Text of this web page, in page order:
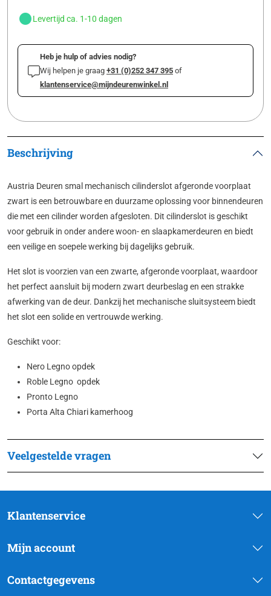
Levertijd ca. 1-10 dagen
Heb je hulp of advies nodig?
Wij helpen je graag +31 (0)252 347 395 of
klantenservice@mijndeurenwinkel.nl
Beschrijving
Austria Deuren smal mechanisch cilinderslot afgeronde voorplaat
zwart is een betrouwbare en duurzame oplossing voor binnendeuren
die met een cilinder worden afgesloten. Dit cilinderslot is geschikt
voor gebruik in onder andere woon- en slaapkamerdeuren en biedt
een veilige en soepele werking bij dagelijks gebruik.
Het slot is voorzien van een zwarte, afgeronde voorplaat, waardoor
het perfect aansluit bij modern zwart deurbeslag en een strakke
afwerking van de deur. Dankzij het mechanische sluitsysteem biedt
het slot een solide en vertrouwde werking.
Geschikt voor:
Nero Legno opdek
Roble Legno opdek
Pronto Legno
Porta Alta Chiari kamerhoog
Veelgestelde vragen
Klantenservice
Mijn account
Contactgegevens